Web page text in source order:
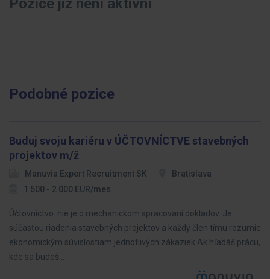
Pozice již není aktivní
Podobné pozice
Buduj svoju kariéru v ÚČTOVNÍCTVE stavebných
projektov m/ž
Manuvia Expert Recruitment SK
Bratislava
1 500 - 2 000 EUR/mes
Účtovníctvo nie je o mechanickom spracovaní dokladov. Je
súčasťou riadenia stavebných projektov a každý člen tímu rozumie
ekonomickým súvislostiam jednotlivých zákaziek.Ak hľadáš prácu,
kde sa budeš…